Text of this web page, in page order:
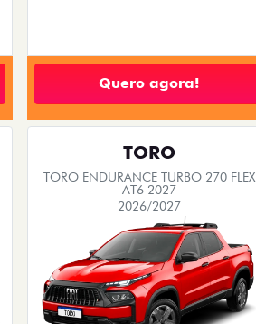
Quero agora!
TORO
TORO ENDURANCE TURBO 270 FLEX
AT6 2027
2026/2027